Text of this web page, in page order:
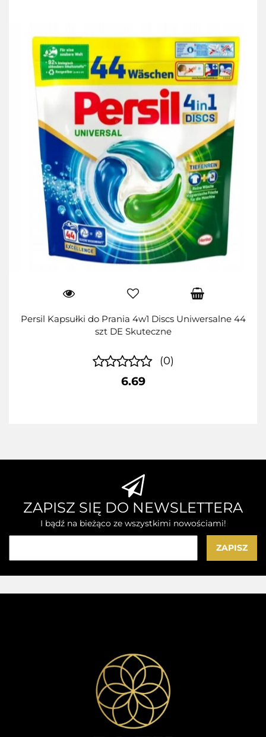
Persil Kapsułki do Prania 4w1 Discs Uniwersalne 44
szt DE Skuteczne
(0)
6.69
ZAPISZ SIĘ DO NEWSLETTERA
I bądź na bieżąco ze wszystkimi nowościami!